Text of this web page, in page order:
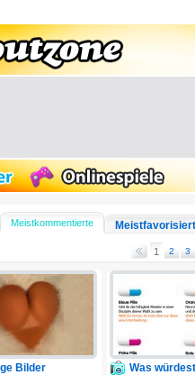
Meistkommentierte
1 2 3
Bilder
Was